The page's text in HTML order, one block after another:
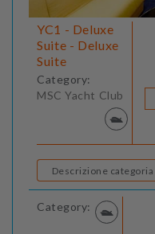
YC1 - Deluxe
Suite - Deluxe
Suite
Category:
MSC Yacht Club
Descrizione categoria
Category: